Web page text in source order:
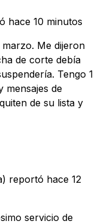
hace 10 minutos
Me dijeron
de corte debía
Tengo 1
mensajes de
de su lista y
reportó hace 12
servicio de